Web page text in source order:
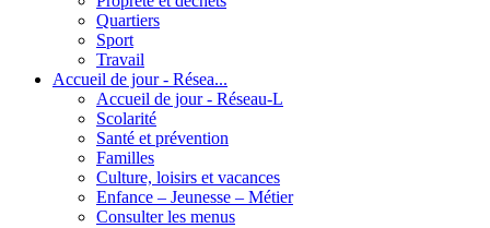
Quartiers
Sport
Travail
Accueil de jour - Résea...
Accueil de jour - Réseau-L
Scolarité
Santé et prévention
Familles
Culture, loisirs et vacances
Enfance – Jeunesse – Métier
Consulter les menus